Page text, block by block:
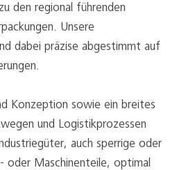
den regional führenden
Unsere
dabei präzise abgestimmt auf
Konzeption sowie ein breites
und Logistikprozessen
auch sperrige oder
oder Maschinenteile, optimal